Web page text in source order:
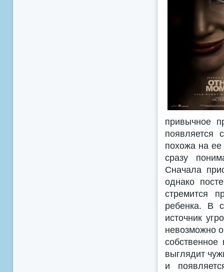
привычное
появляется
похожа на ее
сразу
Сначала
однако
стремится
ребенка. В
источник
невозможно
выглядит
и